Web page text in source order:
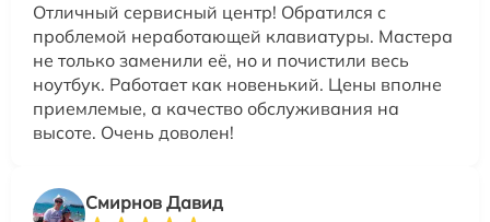
Отличный сервисный центр! Обратился с
проблемой неработающей клавиатуры. Мастера
не только заменили её, но и почистили весь
ноутбук. Работает как новенький. Цены вполне
приемлемые, а качество обслуживания на
высоте. Очень доволен!
Смирнов Давид